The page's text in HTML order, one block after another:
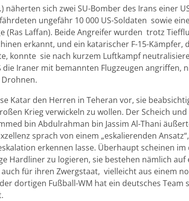
näherten sich zwei SU-Bomber des Irans einer
ungefähr 10 000 US-Soldaten sowie
(Ras Laffan). Beide Angreifer wurden trotz
erkannt, und ein katarischer F-15-Kämpfer,
konnte sie nach kurzem Luftkampf
Iraner mit bemannten Flugzeugen angriffen,
Katar den Herren in Teheran vor, sie
Krieg verwickeln zu wollen. Der Scheich und
bin Abdulrahman bin Jassim Al-Thani
sprach von einem „eskalierenden
erkennen lasse. Überhaupt scheinen
Hardliner zu logieren, sie bestehen nämlich auf
für ihren Zwergstaat, vielleicht aus einem
dortigen Fußball-WM hat ein deutsches Team